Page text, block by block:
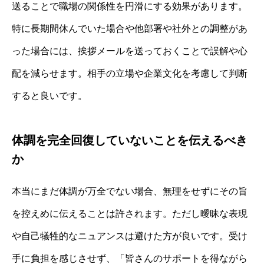
送ることで職場の関係性を円滑にする効果があります。
特に長期間休んでいた場合や他部署や社外との調整があ
った場合には、挨拶メールを送っておくことで誤解や心
配を減らせます。相手の立場や企業文化を考慮して判断
すると良いです。
体調を完全回復していないことを伝えるべき
か
本当にまだ体調が万全でない場合、無理をせずにその旨
を控えめに伝えることは許されます。ただし曖昧な表現
や自己犠牲的なニュアンスは避けた方が良いです。受け
手に負担を感じさせず、「皆さんのサポートを得ながら